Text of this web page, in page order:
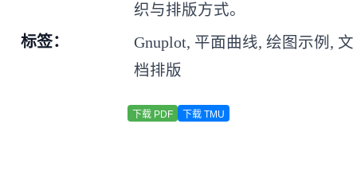
织与排版方式。
标签：
Gnuplot, 平面曲线, 绘图示例, 文
档排版
下载 PDF 下载 TMU